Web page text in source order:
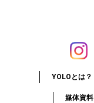
YOLOとは？
媒体資料